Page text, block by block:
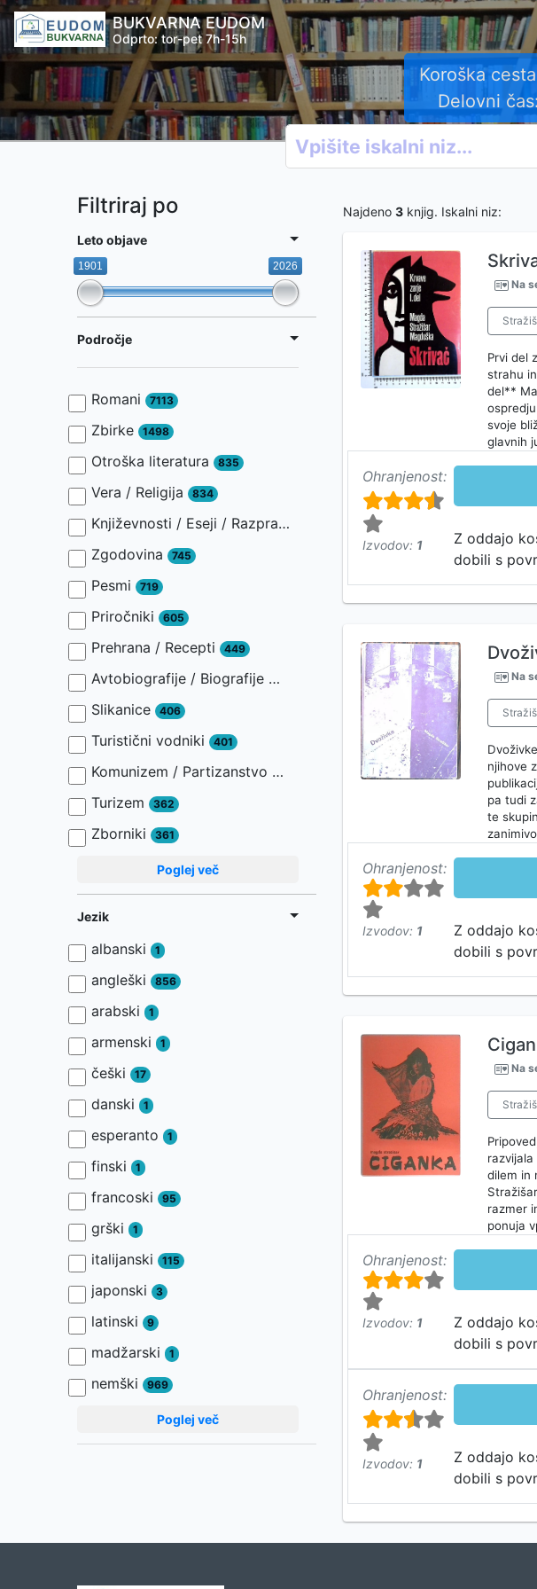
BUKVARNA EUDOM
Odprto: tor-pet 7h-15h
Koroška
Delovni
Filtriraj po
Leto objave
1901 2026
Področje
Romani 7113
Zbirke 1498
Otroška literatura 835
Vera / Religija 834
Književnosti / Eseji / Razprave / Jezik / Slovnica / Slavistika
Zgodovina 745
Pesmi 719
Priročniki 605
Prehrana / Recepti 449
Avtobiografije / Biografije446
Slikanice 406
Turistični vodniki 401
Komunizem / Partizanstvo401
Turizem 362
Zborniki 361
Poglej več
Jezik
albanski 1
angleški 856
arabski 1
armenski 1
češki 17
danski 1
esperanto 1
finski 1
francoski 95
grški 1
italijanski 115
japonski 3
latinski 9
madžarski 1
nemški 969
Poglej več
Najdeno 3 knjig. Iskalni niz:
Na
Prvi del
strahu
del**
svoje
glavnih
Ohranjenost:
Izvodov: 1
Z oddajo
dobili s
Na
njihove
pa tudi
te
Ohranjenost:
Izvodov: 1
Z oddajo
dobili s
Na
dilem in
razmer
ponuja
Ohranjenost:
Izvodov: 1
Z oddajo
dobili s
Ohranjenost:
Izvodov: 1
Z oddajo
dobili s